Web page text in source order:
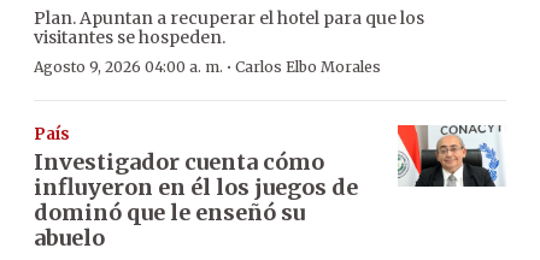
Plan. Apuntan a recuperar el hotel para que los
visitantes se hospeden.
Agosto 9, 2026 04:00 a. m. · Carlos Elbo Morales
País
Investigador cuenta cómo
influyeron en él los juegos de
dominó que le enseñó su
abuelo